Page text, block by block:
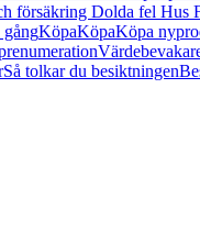
försäkring Dolda fel Hus
gångKöpaKöpaKöpa
Så tolkar du besiktningen